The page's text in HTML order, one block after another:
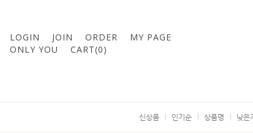
LOGIN JOIN ORDER
MY PAGE
ONLY YOU
CART(0)
신상품 인기순 상품명 낮은